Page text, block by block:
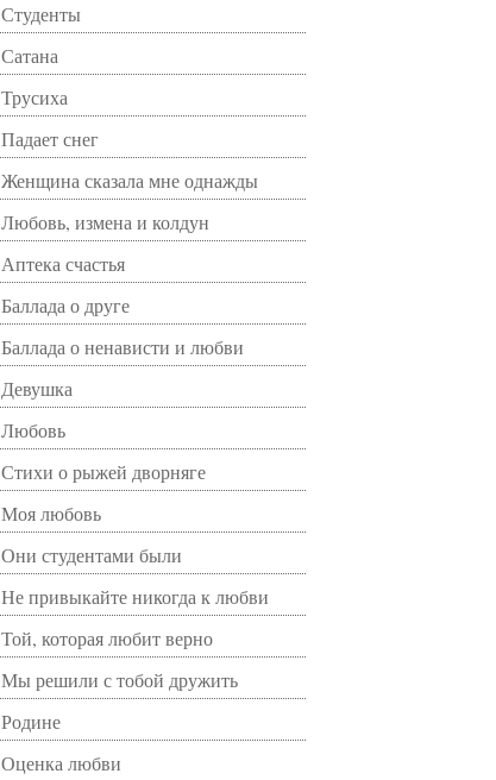
Студенты
Сатана
Трусиха
Падает снег
Женщина сказала мне однажды
Любовь, измена и колдун
Аптека счастья
Баллада о друге
Баллада о ненависти и любви
Девушка
Любовь
Стихи о рыжей дворняге
Моя любовь
Они студентами были
Не привыкайте никогда к любви
Той, которая любит верно
Мы решили с тобой дружить
Родине
Оценка любви